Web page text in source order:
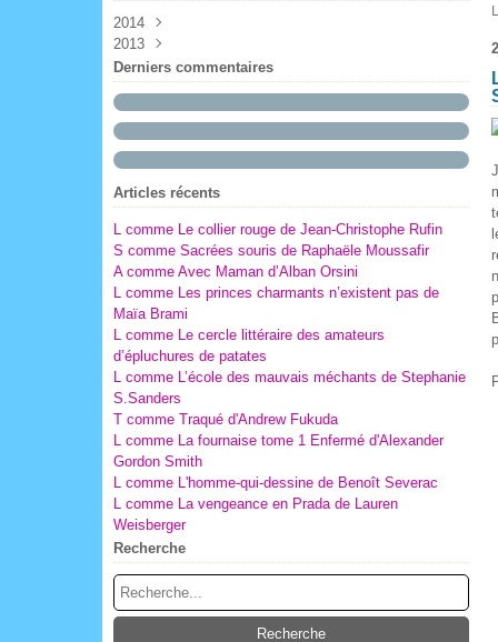
2014
Mars
Février(5)
2013
Novembre(3)
Octobre(2)
Septembre(4)
Juillet(10)
Derniers commentaires
Articles récents
L comme Le collier rouge de Jean-Christophe Rufin
S comme Sacrées souris de Raphaële Moussafir
A comme Avec Maman d’Alban Orsini
L comme Les princes charmants n’existent pas de
Maïa Brami
L comme Le cercle littéraire des amateurs
d’épluchures de patates
L comme L’école des mauvais méchants de Stephanie
S.Sanders
T comme Traqué d'Andrew Fukuda
L comme La fournaise tome 1 Enfermé d'Alexander
Gordon Smith
L comme L'homme-qui-dessine de Benoît Severac
L comme La vengeance en Prada de Lauren
Weisberger
Recherche